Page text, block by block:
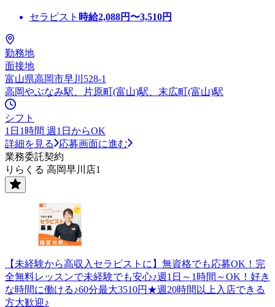
セラピスト 時給2,088円〜3,510円
勤務地
面接地
富山県高岡市早川528-1
高岡やぶなみ駅、片原町(富山)駅、末広町(富山)駅
シフト
1日1時間 週1日からOK
詳細を見る
応募画面に進む
業務委託契約
りらくる 高岡早川店1
【未経験から高収入セラピストに】無資格でも応募OK！完
全無料レッスンで未経験でも安心♪週1日～1時間～OK！好き
な時間に働ける♪60分最大3510円★週20時間以上入店できる
方大歓迎♪